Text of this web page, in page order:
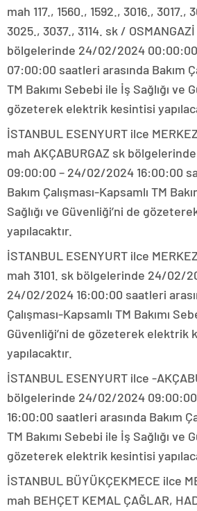
mah 117., 1560., 1592., 3016.,
3025., 3037., 3114. sk /
bölgelerinde 24/02/2024
07:00:00 saatleri arasında Bakım
TM Bakımı Sebebi ile İş Sağlığı ve
gözeterek elektrik kesintisi
İSTANBUL ESENYURT ilce
mah AKÇABURGAZ sk
09:00:00 – 24/02/2024 16:00:00
Bakım Çalışması-Kapsamlı TM
Sağlığı ve Güvenliği’ni de
yapılacaktır.
İSTANBUL ESENYURT ilce
mah 3101. sk bölgelerinde 24/02/
24/02/2024 16:00:00 saatleri
Çalışması-Kapsamlı TM Bakımı
Güvenliği’ni de gözeterek elektrik
yapılacaktır.
İSTANBUL ESENYURT ilce -
bölgelerinde 24/02/2024
16:00:00 saatleri arasında Bakım
TM Bakımı Sebebi ile İş Sağlığı ve
gözeterek elektrik kesintisi
İSTANBUL BÜYÜKÇEKMECE ilce
mah BEHÇET KEMAL ÇAĞLAR,